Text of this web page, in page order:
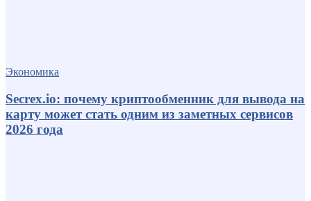
Экономика
Secrex.io: почему криптообменник для вывода на
карту может стать одним из заметных сервисов
2026 года